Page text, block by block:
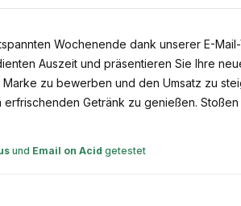
Wochenende dank unserer E-
Auszeit und präsentieren Sie Ihre
zu bewerben und den Umsatz zu
Getränk zu genießen.
und Email on Acid getestet